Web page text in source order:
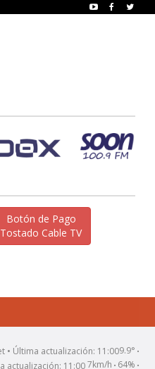
Botón de Pago
Tostado Cable TV
9.9° •
7km/h • 64% •